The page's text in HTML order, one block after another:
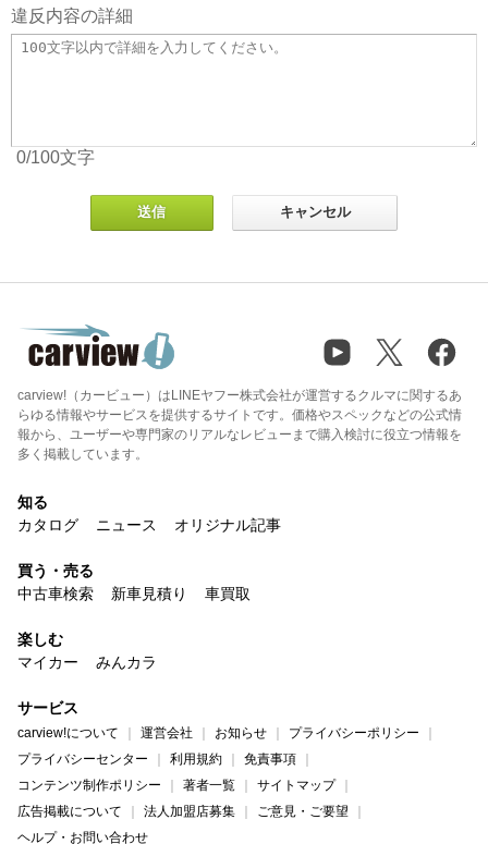
違反内容の詳細
0/100文字
carview!（カービュー）はLINEヤフー株式会社が運営するクルマに関するあ
らゆる情報やサービスを提供するサイトです。価格やスペックなどの公式情
報から、ユーザーや専門家のリアルなレビューまで購入検討に役立つ情報を
多く掲載しています。
知る
カタログ
ニュース オリジナル記事
買う・売る
中古車検索
新車見積り 車買取
楽しむ
マイカー
みんカラ
サービス
carview!について 運営会社 お知らせ
プライバシーポリシー
プライバシーセンター
利用規約
免責事項
コンテンツ制作ポリシー
著者一覧
サイトマップ
広告掲載について
法人加盟店募集
ご意見・ご要望
ヘルプ・お問い合わせ